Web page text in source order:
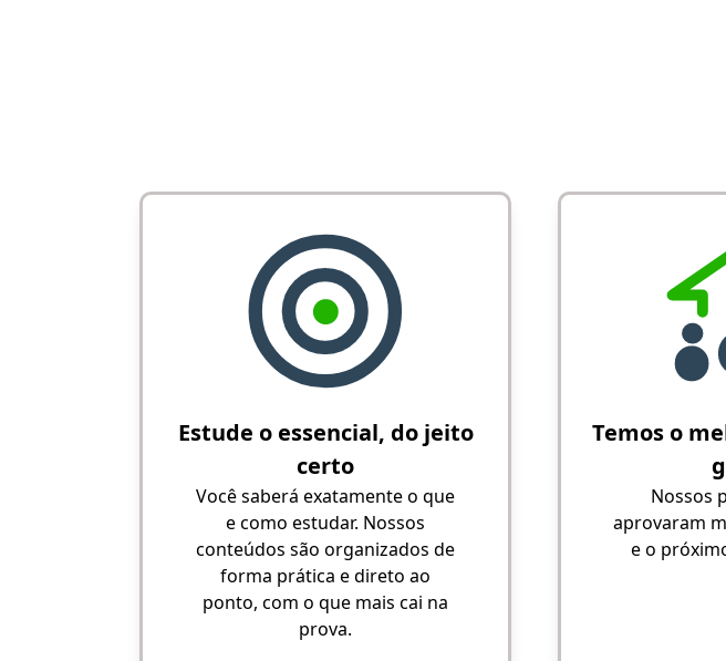
Estude o essencial, do jeito
certo
Você saberá exatamente o que
e como estudar. Nossos
conteúdos são organizados de
forma prática e direto ao
ponto, com o que mais cai na
prova.
Temos o
Nossos
aprovaram
e o